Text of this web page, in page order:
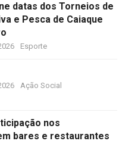
datas dos Torneios de
e Pesca de Caiaque
Esporte
Ação Social
nos
bares e restaurantes